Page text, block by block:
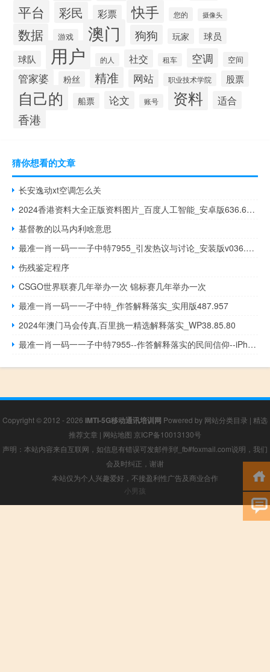
平台 彩民 彩票 快手 您的 摄像头
数据 游戏 澳门 狗狗 玩家
球员
球队
用户 的人 社交 租车 空调 空间
管家婆 粉丝 精准 网站 职业技术学院 股票
自己的 船票 论文 账号 资料 适合
香港
猜你想看的文章
长安逸动xt空调怎么关
2024香港资料大全正版资料图片_百度人工智能_安卓版636.64.254
基督教的以马内利啥意思
最准一肖一码一一子中特7955_引发热议与讨论_安装版v036.379
伤残鉴定程序
CSGO世界联赛几年举办一次 锦标赛几年举办一次
最准一肖一码一一孑中特_作答解释落实_实用版487.957
2024年澳门马会传真,百里挑一精选解释落实_WP38.85.80
最准一肖一码一一子中特7955--作答解释落实的民间信仰--iPhone版v56.40.38
Copyright © 2012 - 2026 IMTI-5G移动通讯培训网 Powered by 网站分类目录 | 精选
推荐文章 | 网站地图 京ICP备10013130号
声明：本站内容来自互联网，如信息有错误可发邮件到f_fb#foxmail.com说明，我们
会及时纠正，谢谢
本站仅为个人兴趣爱好，不接盈利性广告及商业合作
小男孩